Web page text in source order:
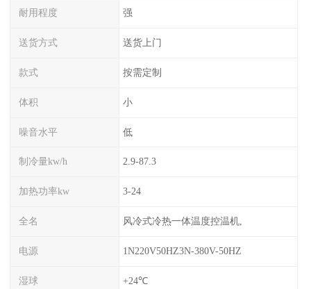
耐用程度 强
送货方式 送货上门
款式 按需定制
体积 小
噪音水平 低
制冷量kw/h 2.9-87.3
加热功率kw 3-24
全名 风冷式冷热一体温度控温机,
电源 1N220V50HZ3N-380V-50HZ
湿球 +24℃